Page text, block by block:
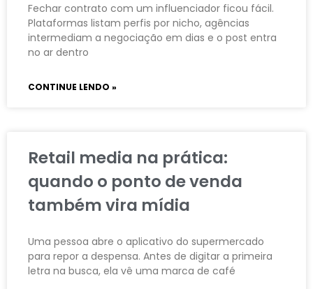
Fechar contrato com um influenciador ficou fácil.
Plataformas listam perfis por nicho, agências
intermediam a negociação em dias e o post entra
no ar dentro
CONTINUE LENDO »
Retail media na prática:
quando o ponto de venda
também vira mídia
Uma pessoa abre o aplicativo do supermercado
para repor a despensa. Antes de digitar a primeira
letra na busca, ela vê uma marca de café